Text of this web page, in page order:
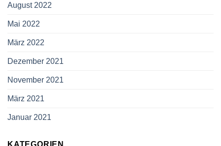
August 2022
Mai 2022
März 2022
Dezember 2021
November 2021
März 2021
Januar 2021
KATEGORIEN